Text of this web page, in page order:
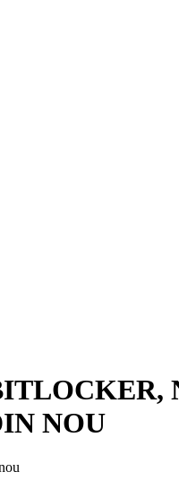
NOU